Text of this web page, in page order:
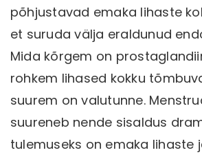
põhjustavad emaka lihaste
et suruda välja eraldunud
Mida kõrgem on
rohkem lihased kokku
suurem on valutunne.
suureneb nende sisaldus
tulemuseks on emaka lihaste